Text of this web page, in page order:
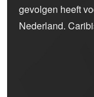
gevolgen heeft
Nederland.